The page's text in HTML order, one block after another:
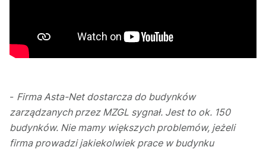
- Firma Asta-Net dostarcza do budynków
zarządzanych przez MZGL sygnał. Jest to ok. 150
budynków. Nie mamy większych problemów, jeżeli
firma prowadzi jakiekolwiek prace w budynku